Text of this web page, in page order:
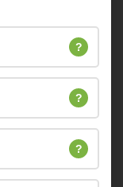
?
?
?